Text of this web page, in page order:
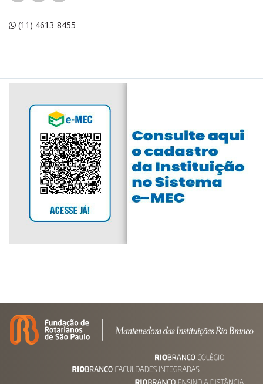
(11) 4613-8455